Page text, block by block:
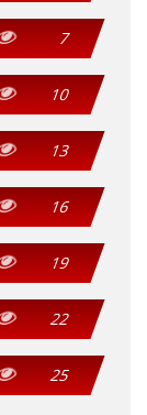
7
10
13
16
19
22
25